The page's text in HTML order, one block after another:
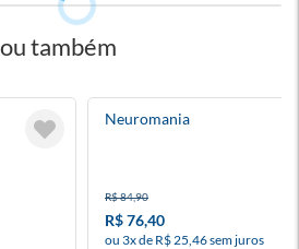
também
Neuromania
R$ 84,90
R$ 76,40
ou 3x de R$ 25,46 sem juros